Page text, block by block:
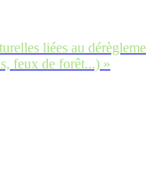
liées au
feux de forêt...) »